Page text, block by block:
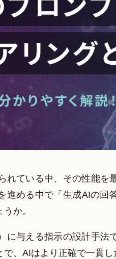
れている中、その性能を
進める中で「生成AIの回
か。
与える指示の設計手法
、AIはより正確で一貫し